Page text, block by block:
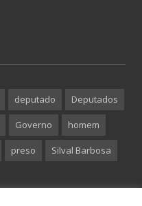
deputado Deputados
Governo homem
preso Silval Barbosa